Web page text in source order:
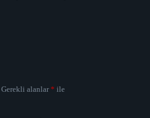
Gerekli alanlar* ile